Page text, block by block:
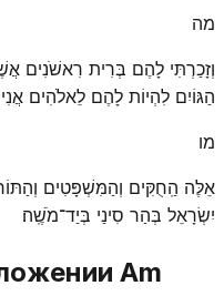
מה
וְזָכַרְתִּי לָהֶם בְּרִית רִאשֹׁנִים
הַגּוֹיִם לִהְיוֹת לָהֶם לֵאלֹהִים אֲנִי
מו
אֵלֶּה הַֽחֻקִּים וְהַמִּשְׁפָּטִים
יִשְׂרָאֵל בְּהַר סִינַי בְּיַד־מֹשֶֽׁה׃
Am